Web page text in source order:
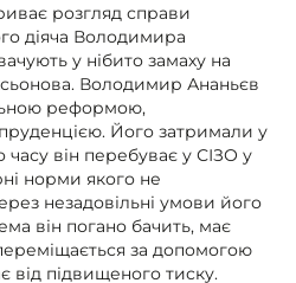
розгляд справи
діяча Володимира
у нібито замаху на
Володимир Ананьєв
реформою,
Його затримали у
він перебуває у СІЗО у
норми якого не
незадовільні умови його
він погано бачить, має
за допомогою
від підвищеного тиску.